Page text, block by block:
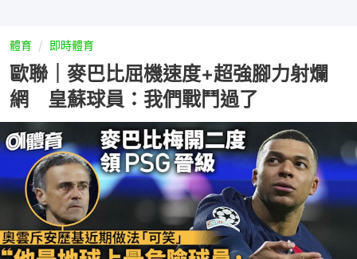
體育 即時體育
歐聯｜麥巴比屈機速度+超強腳力射爛
網 皇蘇球員：我們戰鬥過了